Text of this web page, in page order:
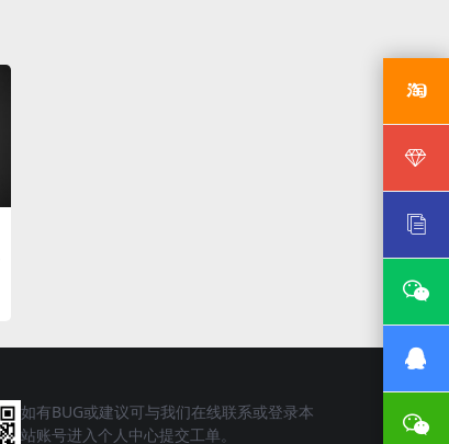
如有BUG或建议可与我们在线联系或登录本
站账号进入个人中心提交工单。